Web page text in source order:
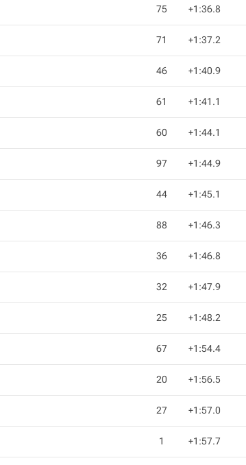
75 +1:36.8
71 +1:37.2
46 +1:40.9
61 +1:41.1
60 +1:44.1
97 +1:44.9
44 +1:45.1
88 +1:46.3
36 +1:46.8
32 +1:47.9
25 +1:48.2
67 +1:54.4
20 +1:56.5
27 +1:57.0
1 +1:57.7